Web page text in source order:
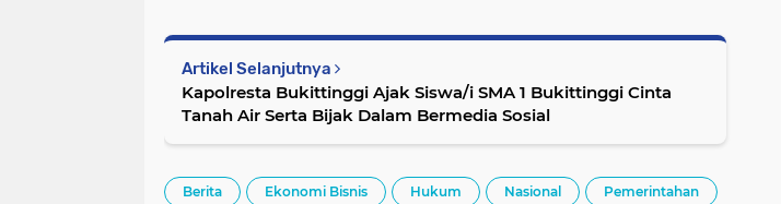
Artikel Selanjutnya
Kapolresta Bukittinggi Ajak Siswa/i SMA 1 Bukittinggi Cinta
Tanah Air Serta Bijak Dalam Bermedia Sosial
Berita Ekonomi Bisnis Hukum Nasional Pemerintahan